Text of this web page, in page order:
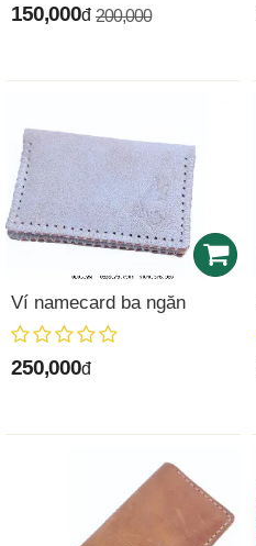
150,000đ 200,000
Ví namecard ba ngăn
250,000đ